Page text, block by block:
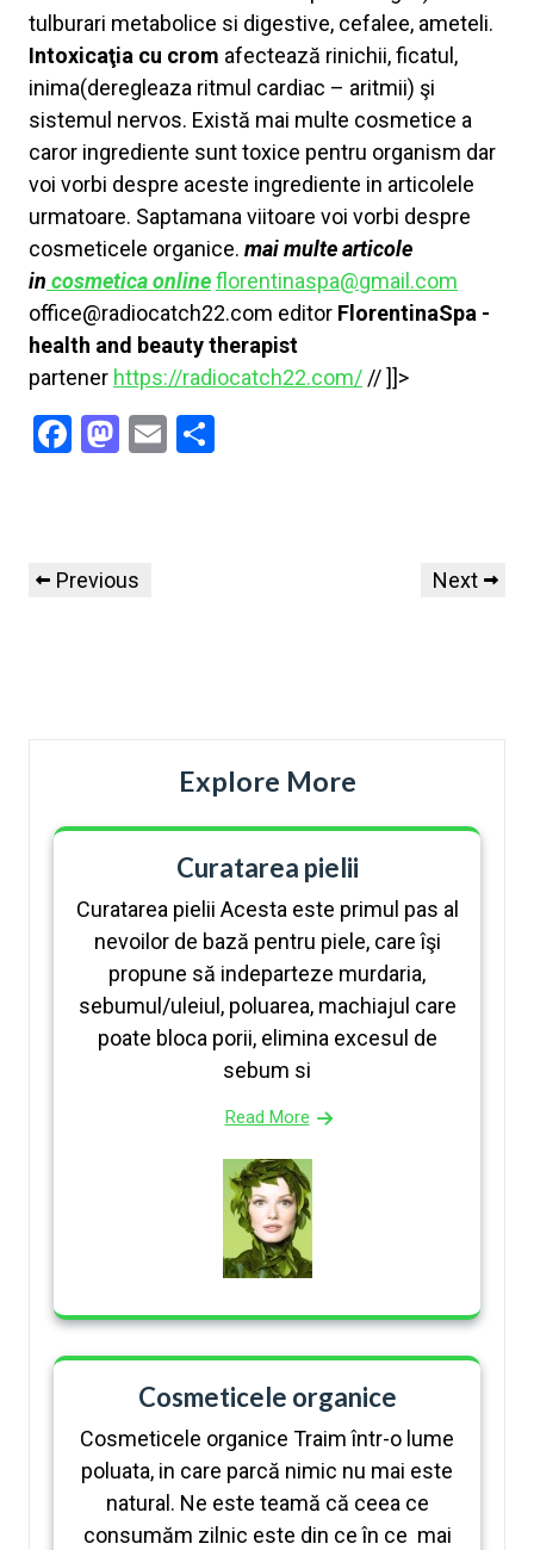
tulburari metabolice si digestive, cefalee, ameteli.
Intoxicaţia cu crom afectează rinichii, ficatul,
inima(deregleaza ritmul cardiac – aritmii) şi
sistemul nervos. Există mai multe cosmetice a
caror ingrediente sunt toxice pentru organism dar
voi vorbi despre aceste ingrediente in articolele
urmatoare. Saptamana viitoare voi vorbi despre
cosmeticele organice. mai multe articole
in cosmetica onlineflorentinaspa@gmail.com
office@radiocatch22.com editor FlorentinaSpa -
health and beauty therapist
partener https://radiocatch22.com/// ]]>
Facebook
Mastodon
Email
Previous Next
Explore More
Curatarea pielii
Curatarea pielii Acesta este primul pas al
nevoilor de bază pentru piele, care îşi
propune să indeparteze murdaria,
sebumul/uleiul, poluarea, machiajul care
poate bloca porii, elimina excesul de
sebum si
Read More
Cosmeticele organice
Cosmeticele organice Traim într-o lume
poluata, in care parcă nimic nu mai este
natural. Ne este teamă că ceea ce
consumăm zilnic este din ce în ce mai